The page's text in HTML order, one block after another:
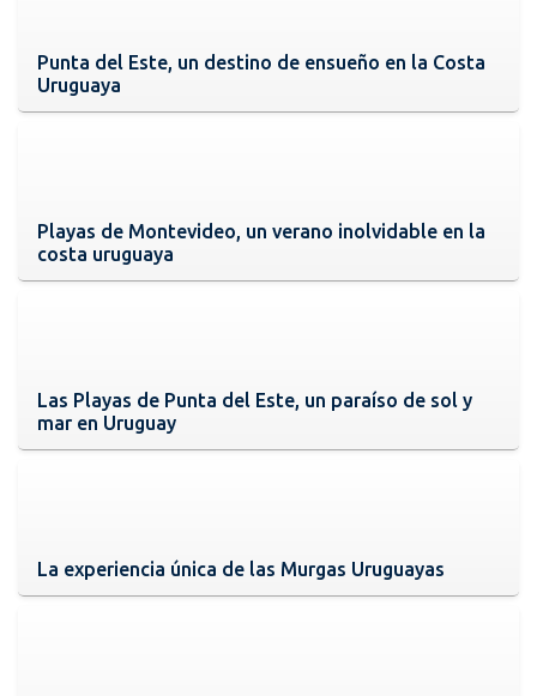
Punta del Este, un destino de ensueño en la Costa
Uruguaya
Playas de Montevideo, un verano inolvidable en la
costa uruguaya
Las Playas de Punta del Este, un paraíso de sol y
mar en Uruguay
La experiencia única de las Murgas Uruguayas